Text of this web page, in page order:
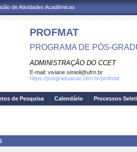
de Atividades Acadêmicas
PROFMAT
PROGRAMA DE PÓS-
ADMINISTRAÇÃO DO CCET
E-mail: viviane.simioli@ufrn.br
https://posgraduacao.ufrn.br/profmat
de Pesquisa Calendário Processos